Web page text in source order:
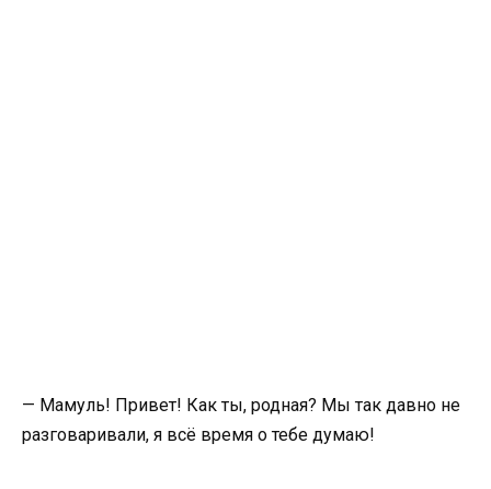
— Мамуль! Привет! Как ты, родная? Мы так давно не
разговаривали, я всё время о тебе думаю!